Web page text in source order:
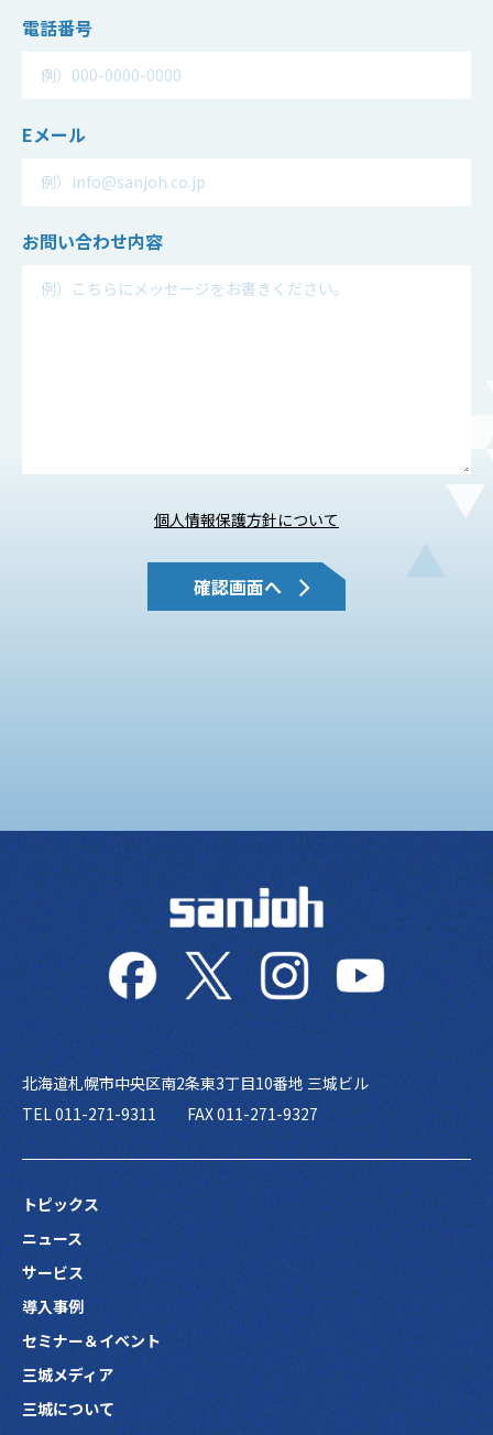
電話番号
Eメール
お問い合わせ内容
個人情報保護方針について
北海道札幌市中央区南2条東3丁目10番地 三城ビル
TEL 011-271-9311
FAX 011-271-9327
トピックス
ニュース
サービス
導入事例
セミナー＆イベント
三城メディア
三城について